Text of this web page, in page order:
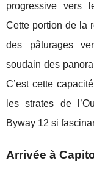
progressive vers
Cette portion de la
des pâturages
soudain des
C’est cette
les strates de
Byway 12 si
Arrivée à